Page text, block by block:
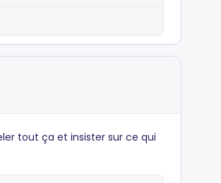
tout ça et insister sur ce qui